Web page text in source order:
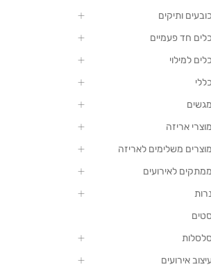
כובעים ותיקים
כלים חד פעמיים
כלים למילוי
כללי
מגשים
מוצרי אריזה
מוצרים משלימים לאריזה
ממתקים לאירועים
נרות
סטים
סלסלות
עיצוב אירועים